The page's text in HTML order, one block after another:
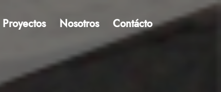
Proyectos Nosotros Contácto